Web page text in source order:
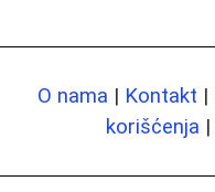
O nama | Kontakt |
korišćenja |